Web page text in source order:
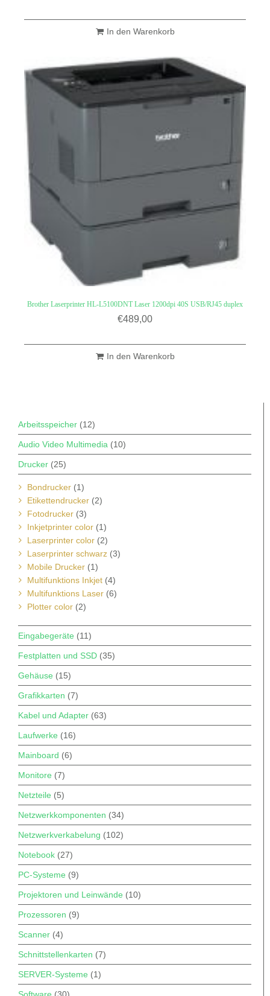
In den Warenkorb
Brother Laserprinter HL-L5100DNT Laser 1200dpi 40S USB/RJ45 duplex
€489,00
In den Warenkorb
Arbeitsspeicher (12)
Audio Video Multimedia (10)
Drucker (25)
Bondrucker (1)
Etikettendrucker (2)
Fotodrucker (3)
Inkjetprinter color (1)
Laserprinter color (2)
Laserprinter schwarz (3)
Mobile Drucker (1)
Multifunktions Inkjet (4)
Multifunktions Laser (6)
Plotter color (2)
Eingabegeräte (11)
Festplatten und SSD (35)
Gehäuse (15)
Grafikkarten (7)
Kabel und Adapter (63)
Laufwerke (16)
Mainboard (6)
Monitore (7)
Netzteile (5)
Netzwerkkomponenten (34)
Netzwerkverkabelung (102)
Notebook (27)
PC-Systeme (9)
Projektoren und Leinwände (10)
Prozessoren (9)
Scanner (4)
Schnittstellenkarten (7)
SERVER-Systeme (1)